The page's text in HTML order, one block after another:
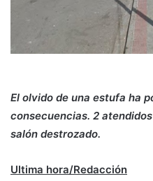
El olvido de una estufa ha
consecuencias. 2
salón destrozado.
Ultima hora/Redacción